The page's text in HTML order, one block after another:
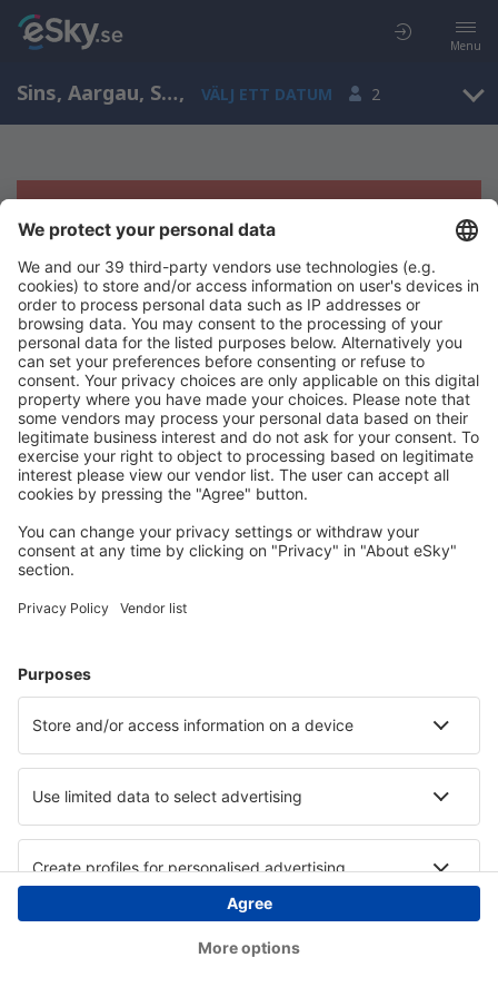
Menu
Sins, Aargau, Schweiz, VÄLJ ETT DATUM 2
Tyvärr, inga resultat för denna sökning
Försök att söka med andra kriterier
Copyright © eSky.se. Alla rättigheter förbehålls.